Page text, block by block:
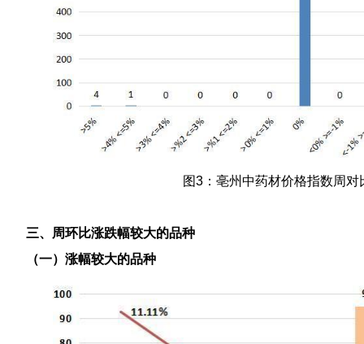
图3：亳州中药材价格指数周对
三、周环比涨跌幅较大的品种
（一）涨幅较大的品种